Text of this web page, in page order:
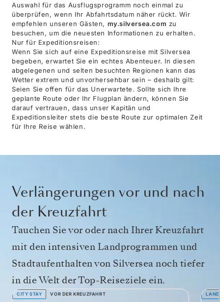
Auswahl für das Ausflugsprogramm noch einmal zu
überprüfen, wenn Ihr Abfahrtsdatum näher rückt. Wir
empfehlen unseren Gästen, my.silversea.com zu
besuchen, um die neuesten Informationen zu erhalten.
Nur für Expeditionsreisen:
Wenn Sie sich auf eine Expeditionsreise mit Silversea
begeben, erwartet Sie ein echtes Abenteuer. In diesen
abgelegenen und selten besuchten Regionen kann das
Wetter extrem und unvorhersehbar sein – deshalb gilt:
Seien Sie offen für das Unerwartete. Sollte sich Ihre
geplante Route oder Ihr Flugplan ändern, können Sie
darauf vertrauen, dass unser Kapitän und
Expeditionsleiter stets die beste Route zur optimalen Zeit
für Ihre Reise wählen.
Verlängerungen vor und nach
der Kreuzfahrt
Tauchen Sie vor oder nach Ihrer Kreuzfahrt
mit den intensiven Landprogrammen und
Stadtaufenthalten von Silversea noch tiefer
in die Welt der Top-Reiseziele ein.
CITY STAY VOR DER KREUZFAHRT